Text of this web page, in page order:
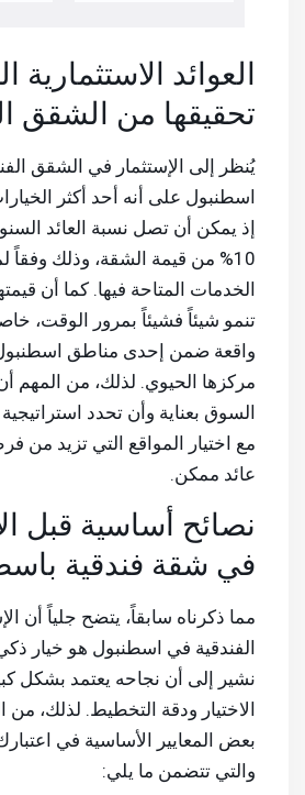
العوائد الاستثمارية
تحقيقها من الشقق
يُنظر إلى الإستثمار في الشقق
اسطنبول على أنه أحد أكثر
إذ يمكن أن تصل نسبة العائد
10% من قيمة الشقة، وذلك
الخدمات المتاحة فيها. كما أن
تنمو شيئاً فشيئاً بمرور الوقت،
واقعة ضمن إحدى مناطق
مركزها الحيوي. لذلك، من المهم
السوق بعناية وأن تحدد
مع اختيار المواقع التي تزيد من
عائد ممكن.
نصائح أساسية قبل
في شقة فندقية
مما ذكرناه سابقاً، يتضح جلياً أن
الفندقية في اسطنبول هو خيار
نشير إلى أن نجاحه يعتمد بشكل
الاختيار ودقة التخطيط. لذلك،
بعض المعايير الأساسية في
والتي تتضمن ما يلي: